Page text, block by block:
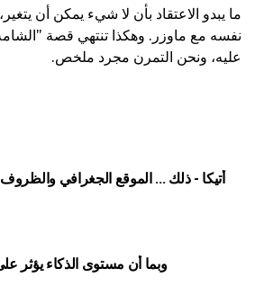
ما يبدو الاعتقاد بأن لا شيء يمكن أن
عليه، ونحن التمرن مجرد ملخص.
أتيكا - ذلك ... الموقع الجغرافي والظروف
وبما أن مستوى الذكاء يؤثر